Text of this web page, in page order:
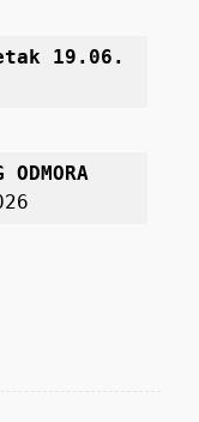
19 .06.